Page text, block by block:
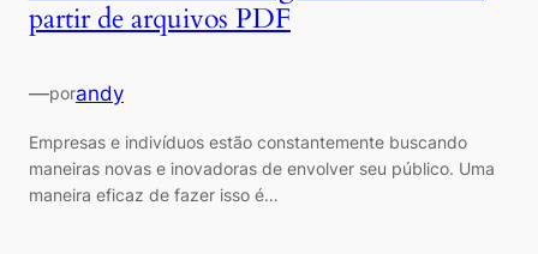
partir de arquivos PDF
—porandy
Empresas e indivíduos estão constantemente buscando
maneiras novas e inovadoras de envolver seu público. Uma
maneira eficaz de fazer isso é…